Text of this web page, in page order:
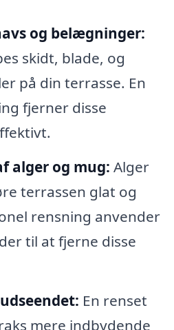
og belægninger:
skidt, blade, og
på din terrasse. En
fjerner disse
alger og mug: Alger
terrassen glat og
rensning anvender
til at fjerne disse
En renset
mere indbydende